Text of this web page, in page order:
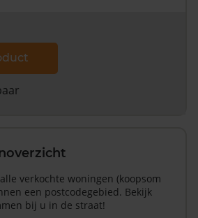
verkochte woningen (koopsom
een postcodegebied. Bekijk
bij u in de straat!